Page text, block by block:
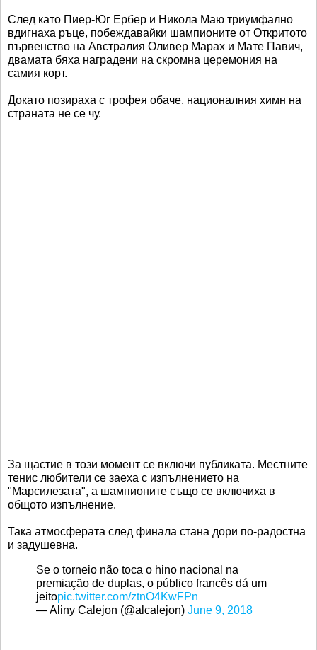
След като Пиер-Юг Ербер и Никола Маю триумфално
вдигнаха ръце, побеждавайки шампионите от Откритото
първенство на Австралия Оливер Марах и Мате Павич,
двамата бяха наградени на скромна церемония на
самия корт.
Докато позираха с трофея обаче, националния химн на
страната не се чу.
За щастие в този момент се включи публиката. Местните
тенис любители се заеха с изпълнението на
"Марсилезата", а шампионите също се включиха в
общото изпълнение.
Така атмосферата след финала стана дори по-радостна
и задушевна.
Se o torneio não toca o hino nacional na
premiação de duplas, o público francês dá um
jeitopic.twitter.com/ztnO4KwFPn
— Aliny Calejon (@alcalejon) June 9, 2018